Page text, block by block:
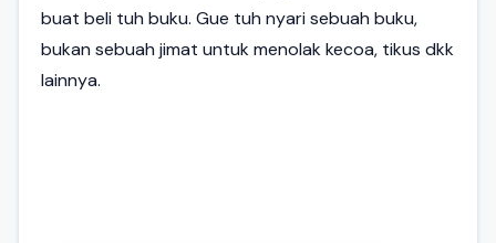
buat beli tuh buku. Gue tuh nyari sebuah buku,
bukan sebuah jimat untuk menolak kecoa, tikus dkk
lainnya.